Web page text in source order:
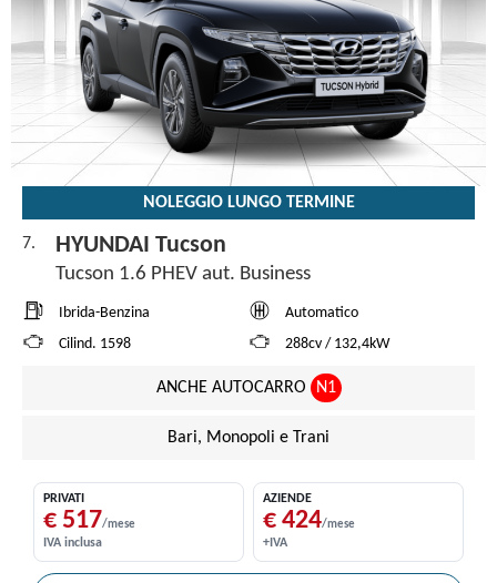
NOLEGGIO LUNGO TERMINE
7. HYUNDAI Tucson
Tucson 1.6 PHEV aut. Business
Ibrida-Benzina
Automatico
Cilind. 1598
288cv / 132,4kW
ANCHE AUTOCARRO N1
Bari, Monopoli e Trani
PRIVATI
€ 517/mese
IVA inclusa
AZIENDE
€ 424/mese
+IVA